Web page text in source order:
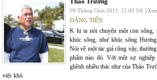
09 Tháng Chín 2011 12:00 SA
ĐẶNG TIẾN
K hi ta nói chuyện một con sông,
khúc sông, như khúc sông
Nói về một tác giả cũng vậy,
phẩm nào đó. Với một sự
ghềnh nhiều thác như của Thảo
việc khó.